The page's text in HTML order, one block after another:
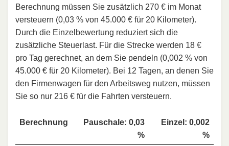
Berechnung müssen Sie zusätzlich 270 € im Monat
versteuern (0,03 % von 45.000 € für 20 Kilometer).
Durch die Einzelbewertung reduziert sich die
zusätzliche Steuerlast. Für die Strecke werden 18 €
pro Tag gerechnet, an dem Sie pendeln (0,002 % von
45.000 € für 20 Kilometer). Bei 12 Tagen, an denen Sie
den Firmenwagen für den Arbeitsweg nutzen, müssen
Sie so nur 216 € für die Fahrten versteuern.
Berechnung
Pauschale: 0,03
%
Einzel: 0,002
%